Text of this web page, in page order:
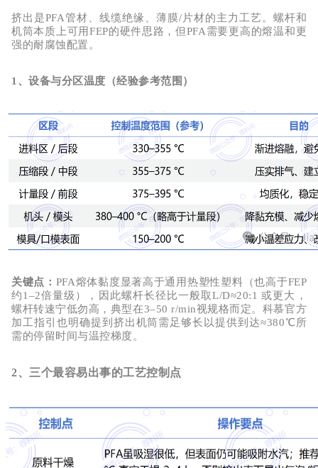
挤出是PFA管材、线缆绝缘、薄膜/片材的主力工艺。螺杆和
机筒本质上可用FEP的硬件思路，但PFA需要更高的熔温和更
强的耐腐蚀配置 。
1、设备与分区温度（经验参考范围）
关键点 ： PFA熔体黏度显著高于通用热塑性塑料（也高于FEP
约1–2倍量级 ），因此螺杆长径比一般取L/D≈20:1 或更大
，
螺杆转速宁低勿高 ，典型在3–50 r/min视规格而定。科慕官方
加工指引也明确提到挤出机筒需足够长以提供到达≈380℃ 所
需的停留时间与温控梯度。
2、三个最容易出事的工艺控制点